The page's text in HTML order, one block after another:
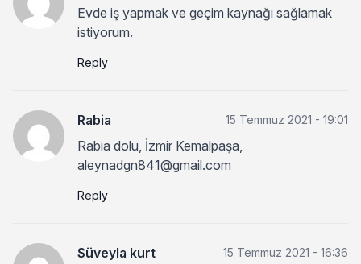
Evde iş yapmak ve geçim kaynağı sağlamak
istiyorum.
Reply
Rabia 15 Temmuz 2021 - 19:01
Rabia dolu, İzmir Kemalpaşa,
aleynadgn841@gmail.com
Reply
Süveyla kurt 15 Temmuz 2021 - 16:36